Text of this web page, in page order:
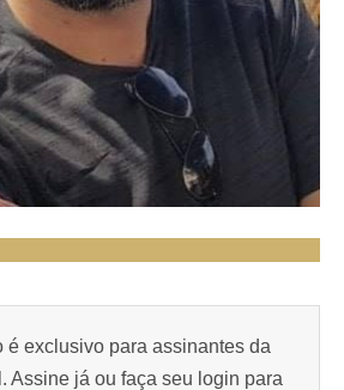
é exclusivo para assinantes da
Assine já ou faça seu login para